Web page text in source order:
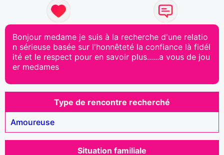
Bonjour medame je suis à la recherche d'une relatio
n sérieuse basée sur l'honnêteté la confiance là fidél
ité et le respect pour en savoir plus......a vous de jou
er medames
Type de rencontre recherché
Amoureuse
Situation familiale